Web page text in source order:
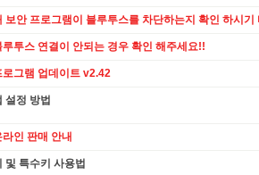
보안 프로그램이 블루투스를 차단하는지 확인 하시기
루투스 연결이 안되는 경우 확인 해주세요!!
로그램 업데이트 v2.42
설정 방법
인 판매 안내
및 특수키 사용법